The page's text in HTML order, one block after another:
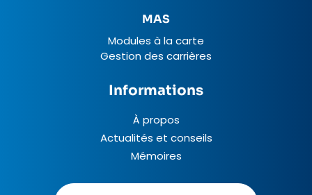
MAS
Modules à la carte
Gestion des carrières
Informations
À propos
Actualités et conseils
Mémoires